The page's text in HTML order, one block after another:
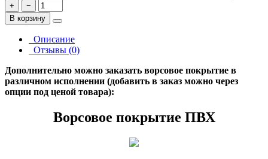
+
−
В корзину
Описание
Отзывы (0)
Дополнительно можно заказать ворсовое покрытие в
различном исполнении (добавить в заказ можно через
опции под ценой товара):
Ворсовое покрытие ПВХ